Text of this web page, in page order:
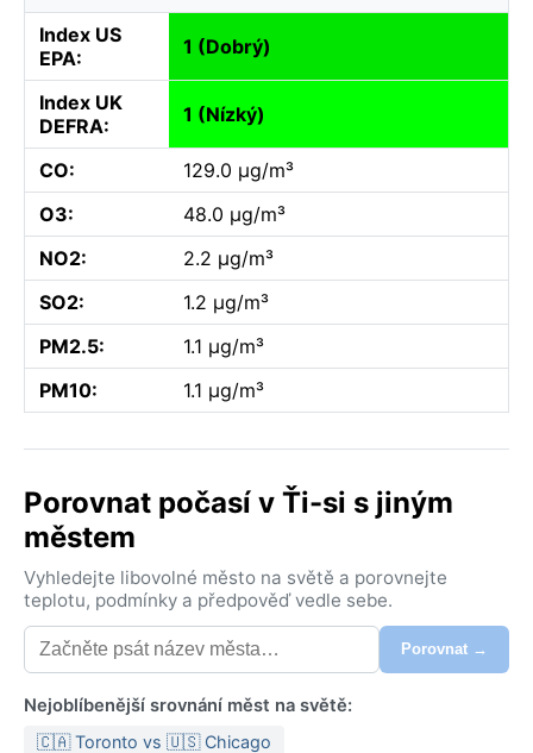
Index US
EPA:
1 (Dobrý)
Index UK
DEFRA:
1 (Nízký)
CO:
129.0 µg/m³
O3:
48.0 µg/m³
NO2:
2.2 µg/m³
SO2:
1.2 µg/m³
PM2.5:
1.1 µg/m³
PM10:
1.1 µg/m³
Porovnat počasí v Ťi-si s jiným
městem
Vyhledejte libovolné město na světě a porovnejte
teplotu, podmínky a předpověď vedle sebe.
Porovnat →
Nejoblíbenější srovnání měst na světě:
🇨🇦 Toronto vs 🇺🇸 Chicago